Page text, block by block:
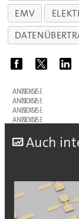
EMV
ANZEIGE
ANZEIGE
ANZEIGE
ANZEIGE
Auch